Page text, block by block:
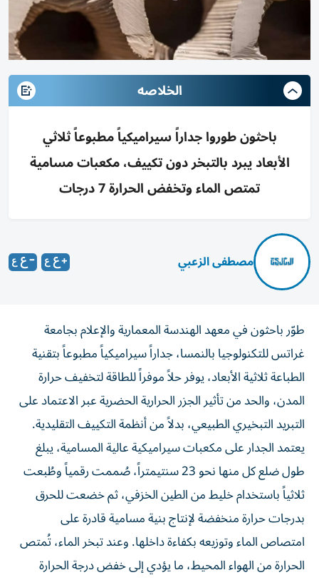
الخلاصه
باحثون طوروا جداراً سيراميكياً مطبوعاً ثلاثي
الأبعاد يبرد بالتبخر دون تكييف، مكعبات مسامية
تمتص الماء وتخفض الحرارة 7 درجات
مصطفى الزعبي
طوّر باحثون في معهد الهندسة المعمارية والإعلام بجامعة
غراتس للتكنولوجيا بالنمسا، جداراً سيراميكياً مطبوعاً بتقنية
الطباعة ثلاثية الأبعاد، يوفر حلاً موفراً للطاقة لتخفيف حرارة
المدن، والحد من تأثير الجزر الحرارية الحضرية عبر الاعتماد على
التبريد التبخيري الطبيعي، بدلاً من أنظمة التكييف التقليدية.
يعتمد الجدار على مكعبات سيراميكية عالية المسامية، يبلغ
طول ضلع كل منها نحو 23 سنتيمتراً، صُممت رقمياً وطُبعت
ثلاثياً باستخدام خليط من الطين الخزفي، ثم خضعت للحرق
بدرجات حرارة منخفضة لإنتاج بنية مسامية قادرة على
امتصاص الماء وتوزيعه بكفاءة داخلها. وعند تبخر الماء، تُمتص
الحرارة من الهواء المحيط، ما يؤدي إلى خفض درجة الحرارة